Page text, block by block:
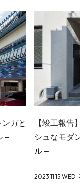
ガと
–
【竣工報
シュなモダ
ル –
2023.11.15 WED